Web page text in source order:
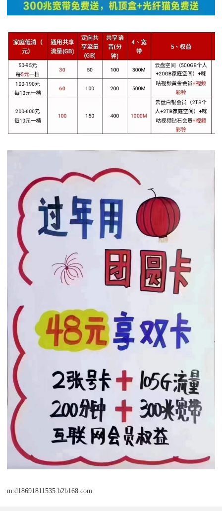
m.d18691811535.b2b168.com